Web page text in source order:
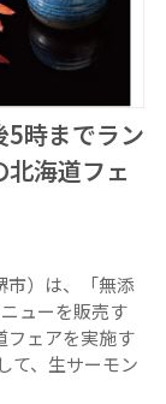
時までラン
海道フェ
市）は、「無添
ューを販売す
フェアを実施す
て、生サーモン